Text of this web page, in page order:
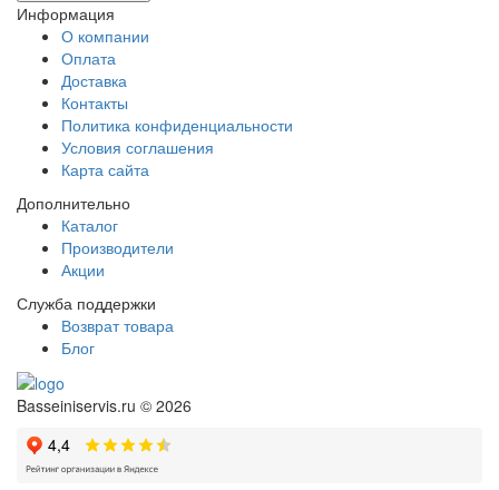
Информация
О компании
Оплата
Доставка
Контакты
Политика конфиденциальности
Условия соглашения
Карта сайта
Дополнительно
Каталог
Производители
Акции
Служба поддержки
Возврат товара
Блог
Basseiniservis.ru © 2026